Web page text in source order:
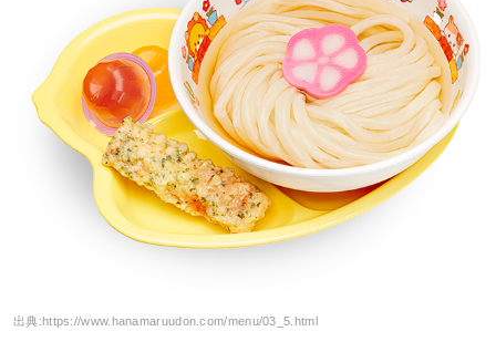
出典:https://www.hanamaruudon.com/menu/03_5.html